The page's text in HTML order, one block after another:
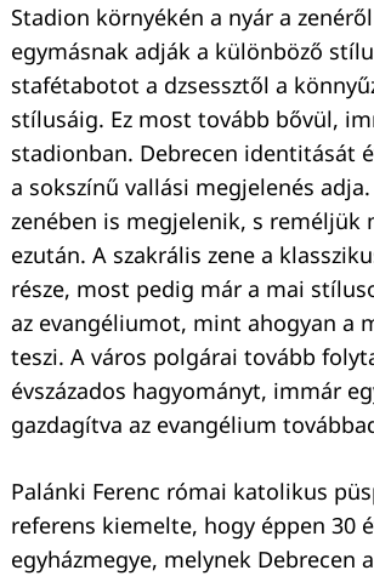
Stadion környékén a nyár a
egymásnak adják a különböző
stafétabotot a dzsessztől a
stílusáig. Ez most tovább bővül,
stadionban. Debrecen identitását
a sokszínű vallási megjelenés
zenében is megjelenik, s reméljük
ezután. A szakrális zene a
része, most pedig már a mai
az evangéliumot, mint ahogyan a
teszi. A város polgárai tovább
évszázados hagyományt, immár
gazdagítva az evangélium
Palánki Ferenc római katolikus
referens kiemelte, hogy éppen 30
egyházmegye, melynek Debrecen